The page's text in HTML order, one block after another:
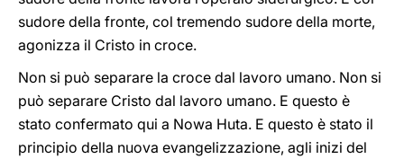
sudore della fronte, col tremendo sudore della morte,
agonizza il Cristo in croce.
Non si può separare la croce dal lavoro umano. Non si
può separare Cristo dal lavoro umano. E questo è
stato confermato qui a Nowa Huta. E questo è stato il
principio della nuova evangelizzazione, agli inizi del